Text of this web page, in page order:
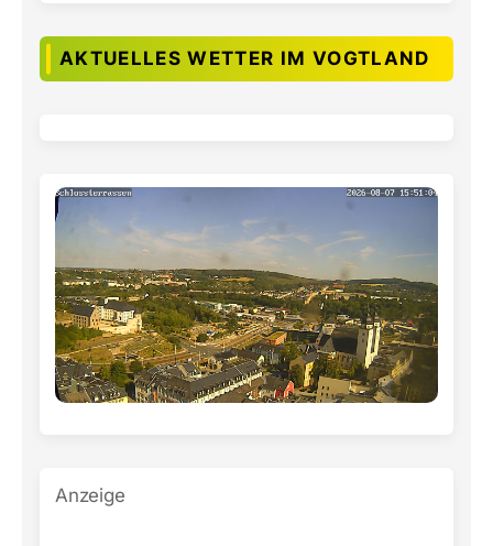
AKTUELLES WETTER IM VOGTLAND
Anzeige